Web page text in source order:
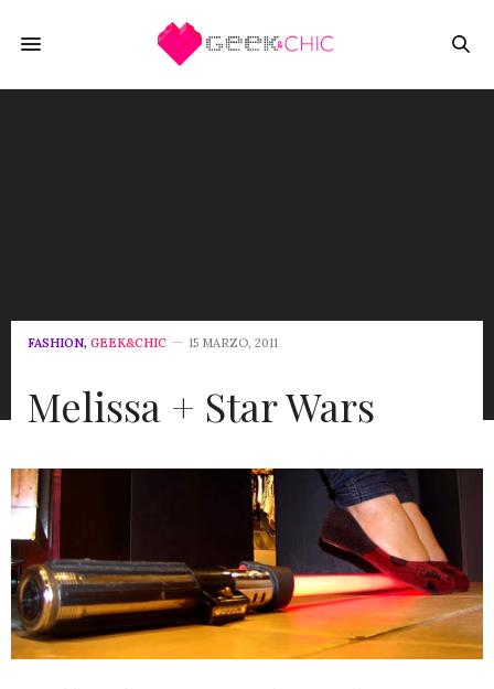
FASHION, GEEK&CHIC 15 MARZO, 2011
Melissa + Star Wars